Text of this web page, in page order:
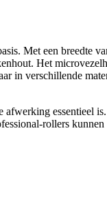
Met een breedte
Het
in verschillende
essentieel
rollers